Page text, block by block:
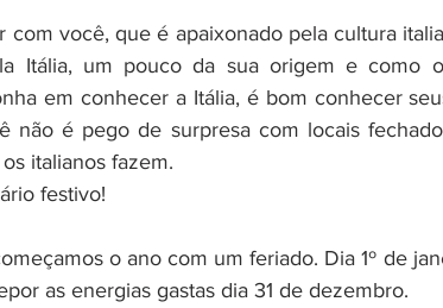
com você, que é apaixonado pela cultura
Itália, um pouco da sua origem e como
em conhecer a Itália, é bom conhecer
não é pego de surpresa com locais
italianos fazem.
festivo!
o ano com um feriado. Dia 1º de
as energias gastas dia 31 de dezembro.